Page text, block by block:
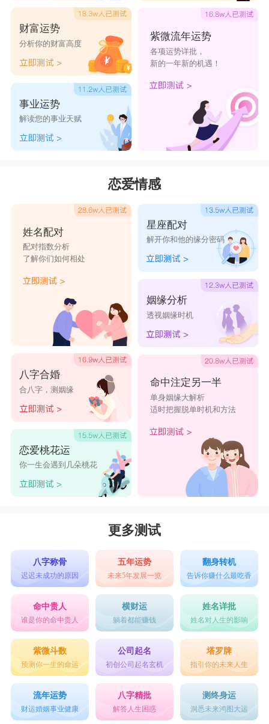
财富运势
分析你的财富高度
事业运势
解读您的事业天赋
紫微流年运势
各项运势详批，
新的一年新的机遇！
恋爱情感
姓名配对
配对指数分析
了解你们如何相处
八字合婚
合八字，测姻缘
恋爱桃花运
你一生会遇到几朵桃花
星座配对
解开你和他的缘分密码
姻缘分析
透视姻缘时机
命中注定另一半
单身姻缘大解析
适时把握脱单时机和方法
更多测试
八字称骨
迟迟未成功的原因
五年运势
未来5年发展一览
翻身转机
告诉你赚什么最吃香
命中贵人
谁是你的命中贵人
横财运
躺着都能赚钱
姓名详批
姓名对人生的影响
紫微斗数
预测你一生的命运
公司起名
初创公司起名玄机
塔罗牌
指引你的未来人生
流年运势
财运婚姻事业健康
八字精批
解答人生困惑
测终身运
洞悉未来鸿图大运